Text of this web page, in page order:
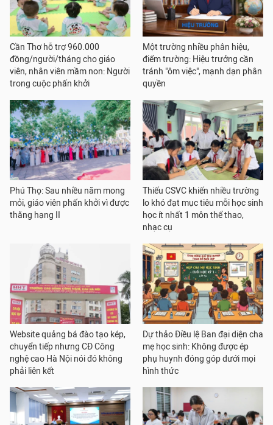
Cần Thơ hỗ trợ 960.000
đồng/người/tháng cho giáo
viên, nhân viên mầm non: Người
trong cuộc phấn khởi
Một trường nhiều phân hiệu,
điểm trường: Hiệu trưởng cần
tránh "ôm việc", mạnh dạn phân
quyền
Phú Thọ: Sau nhiều năm mong
mỏi, giáo viên phấn khởi vì được
thăng hạng II
Thiếu CSVC khiến nhiều trường
lo khó đạt mục tiêu mỗi học sinh
học ít nhất 1 môn thể thao,
nhạc cụ
Website quảng bá đào tạo kép,
chuyển tiếp nhưng CĐ Công
nghệ cao Hà Nội nói đó không
phải liên kết
Dự thảo Điều lệ Ban đại diện cha
mẹ học sinh: Không được ép
phụ huynh đóng góp dưới mọi
hình thức